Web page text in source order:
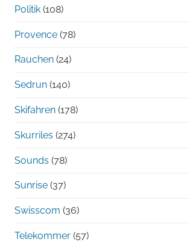
Politik (108)
Provence (78)
Rauchen (24)
Sedrun (140)
Skifahren (178)
Skurriles (274)
Sounds (78)
Sunrise (37)
Swisscom (36)
Telekommer (57)